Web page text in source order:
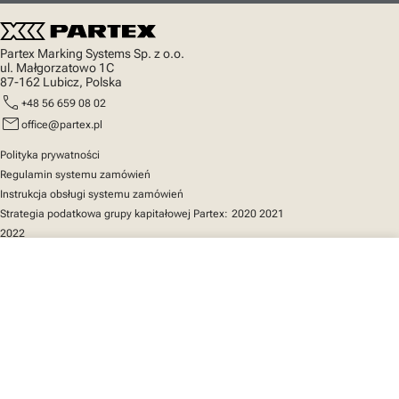
Partex Marking Systems Sp. z o.o.
ul. Małgorzatowo 1C
87-162 Lubicz, Polska
call +48 56 659 08 02
mail office@partex.pl
Polityka prywatności
Regulamin systemu zamówień
Instrukcja obsługi systemu zamówień
Strategia podatkowa grupy kapitałowej Partex: 2020 2021
2022